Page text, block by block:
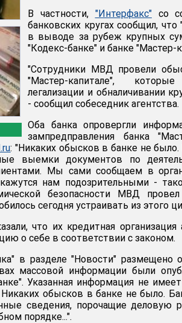
В частности, "Интерфакс"со
банковских кругах сообщил,
в выводе за рубеж крупных
"Кодекс-банке" и банке "Мастер-
"Сотрудники МВД провели
"Мастер-капитале",
легализации и обналичивании
- сообщил собеседник агентства.
Оба банка опровергли
зампредправления банка
: "Никаких обысков в банке не было.
выемки документов по
Мы сами сообщаем в
нам подозрительными -
безопасности МВД
сегодня устраивать из этого
что их кредитная
о себе в соответствии с законом.
в разделе "Новости" размещено
массовой информации были
Указанная информация не
обысков в банке не было.
сведения, порочащие деловую
порядке...".